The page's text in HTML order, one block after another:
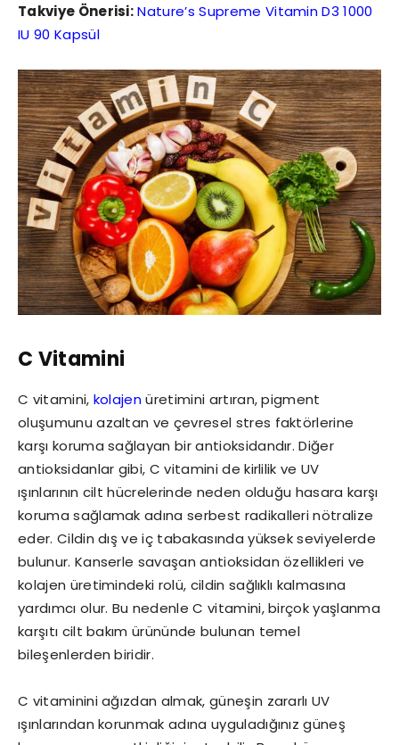
Takviye Önerisi: Nature’s Supreme Vitamin D3 1000
IU 90 Kapsül
C Vitamini
C vitamini, kolajenüretimini artıran, pigment
oluşumunu azaltan ve çevresel stres faktörlerine
karşı koruma sağlayan bir antioksidandır. Diğer
antioksidanlar gibi, C vitamini de kirlilik ve UV
ışınlarının cilt hücrelerinde neden olduğu hasara karşı
koruma sağlamak adına serbest radikalleri nötralize
eder. Cildin dış ve iç tabakasında yüksek seviyelerde
bulunur. Kanserle savaşan antioksidan özellikleri ve
kolajen üretimindeki rolü, cildin sağlıklı kalmasına
yardımcı olur. Bu nedenle C vitamini, birçok yaşlanma
karşıtı cilt bakım ürününde bulunan temel
bileşenlerden biridir.
C vitaminini ağızdan almak, güneşin zararlı UV
ışınlarından korunmak adına uyguladığınız güneş